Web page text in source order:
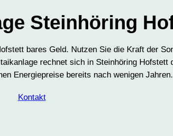
Steinhöring
bares Geld. Nutzen Sie die Kraft der
rechnet sich in Steinhöring Hofstett
Energiepreise bereits nach wenigen Jahren.
Kontakt